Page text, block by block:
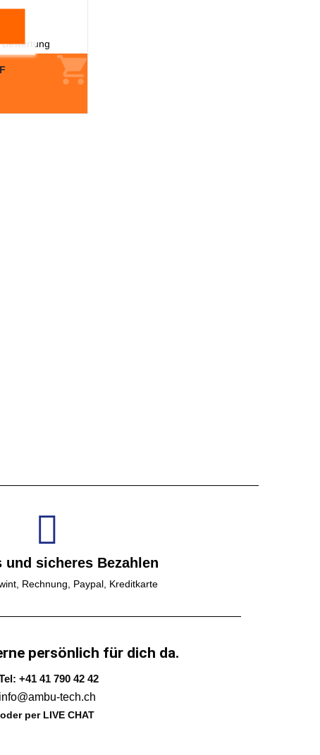
Bewertung
und sicheres Bezahlen
Rechnung, Paypal, Kreditkarte
persönlich für dich da.
+41 41 790 42 42
info@ambu-tech.ch
oder per LIVE CHAT